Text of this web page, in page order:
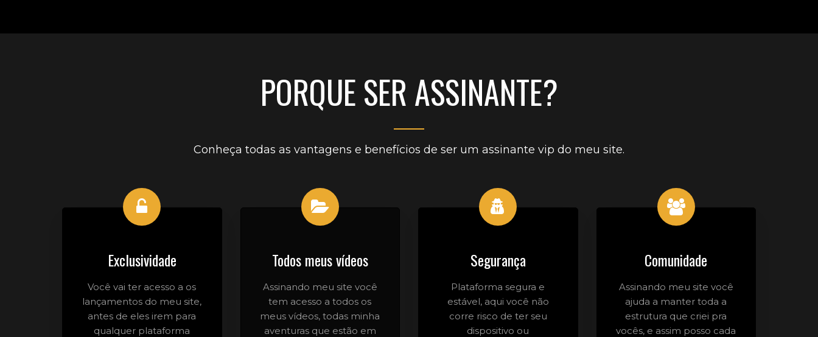
PORQUE SER ASSINANTE?
Conheça todas as vantagens e benefícios de ser um assinante vip do meu site.
Exclusividade
Você vai ter acesso a os
lançamentos do meu site,
antes de eles irem para
qualquer plataforma
Todos meus vídeos
Assinando meu site você
tem acesso a todos os
meus vídeos, todas minha
aventuras que estão em
Segurança
Plataforma segura e
estável, aqui você não
corre risco de ter seu
dispositivo ou
Comunidade
Assinando meu site você
ajuda a manter toda a
estrutura que criei pra
vocês, e assim posso cada